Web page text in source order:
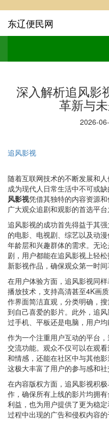
东辽便民网
深入解析追风影
革新与
2026-
追风影视
随着互联网技术的不断发展和
成为现代人日常生活中不可或
风影视凭借其独特的内容资源
广大观众追剧和观影的首选平台
追风影视的成功首先得益于其
的电影、电视剧、综艺以及动
年龄层和兴趣群体的需求。无
剧，用户都能在追风影视上轻
新影视作品，确保观众第一时间
在用户体验方面，追风影视同
播放技术，支持高清甚至4K画
作界面简洁直观，分类明确，
到自己喜爱的影片。此外，追
过手机、平板还是电脑，用户均
作为一个注重用户互动的平台
交流功能。观众不仅可以在观
和情感，还能在社区中与其他
这极大丰富了用户的参与感和社
在内容版权方面，追风影视积
作，确保所有上线的影片均拥
利益，也为用户提供了更为稳
过程中出现的广告和侵权内容的